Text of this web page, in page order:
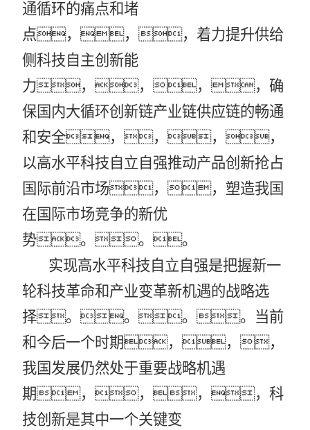
通循环的痛点和堵
点，，，着力提升供给
侧科技自主创新能
力，，，，确
保国内大循环创新链产业链供应链的畅通
和安全，，，，
以高水平科技自立自强推动产品创新抢占
国际前沿市场，，塑造我国
在国际市场竞争的新优
势。。。
实现高水平科技自立自强是把握新一
轮科技革命和产业变革新机遇的战略选
择。。。。当前
和今后一个时期，，，
我国发展仍然处于重要战略机遇
期，，，，科
技创新是其中一个关键变